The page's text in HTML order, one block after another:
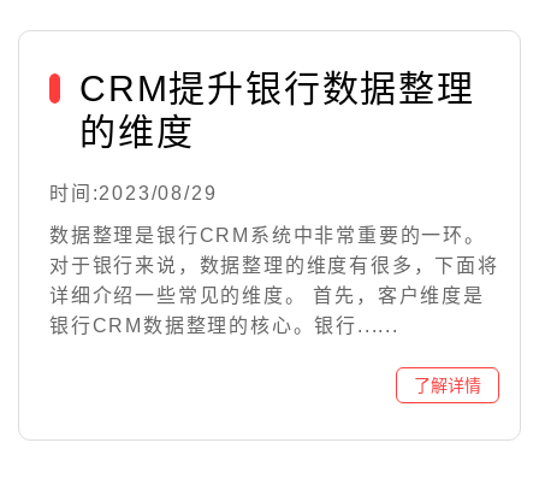
CRM提升银行数据整理
的维度
时间:2023/08/29
数据整理是银行CRM系统中非常重要的一环。
对于银行来说，数据整理的维度有很多，下面将
详细介绍一些常见的维度。 首先，客户维度是
银行CRM数据整理的核心。银行......